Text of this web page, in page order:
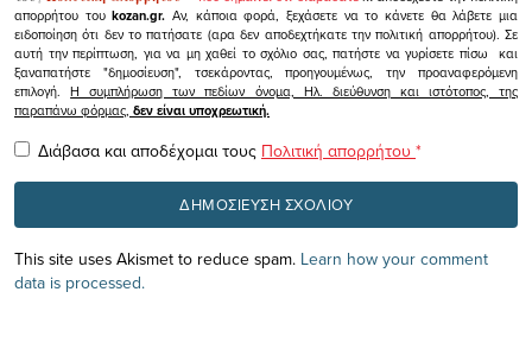
απορρήτου τουkozan.gr. Αν, κάποια φορά, ξεχάσετε να το κάνετε θα λάβετε μια
ειδοποίηση ότι δεν το πατήσατε (αρα δεν αποδεχτήκατε την πολιτική απορρήτου). Σε
αυτή την περίπτωση, για να μη χαθεί το σχόλιο σας, πατήστε να γυρίσετε πίσω και
ξαναπατήστε "δημοσίευση", τσεκάροντας, προηγουμένως, την προαναφερόμενη
επιλογή.Η συμπλήρωση των πεδίων όνομα, Ηλ. διεύθυνση και ιστότοπος, της
παραπάνω φόρμας, δεν είναι υποχρεωτική.
Διάβασα και αποδέχομαι τους Πολιτική απορρήτου *
This site uses Akismet to reduce spam. Learn how your comment
data is processed.